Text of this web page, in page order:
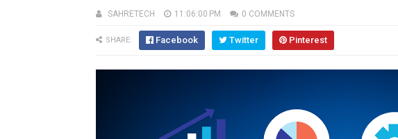
SAHRETECH 11:06:00 PM 0 COMMENTS
SHARE: Facebook Twitter Pinterest